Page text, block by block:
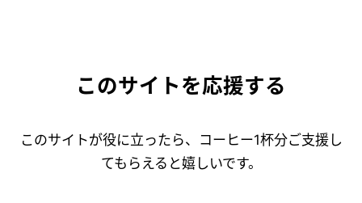
このサイトを応援する
このサイトが役に立ったら、コーヒー1杯分ご支援し
てもらえると嬉しいです。